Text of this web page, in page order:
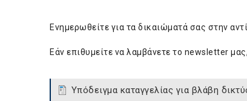
Ενημερωθείτε για τα δικαιώματά σας στην
Εάν επιθυμείτε να λαμβάνετε το newsletter
Υπόδειγμα καταγγελίας για βλάβη